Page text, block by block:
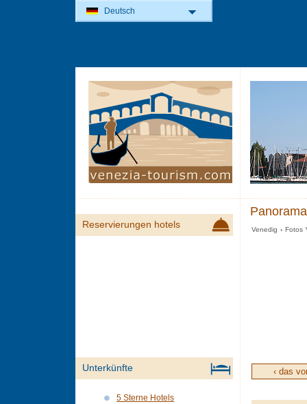
Venedig ›Fotos
‹ das
Reservierungen hotels
Unterkünfte
5 Sterne Hotels
Deutsch